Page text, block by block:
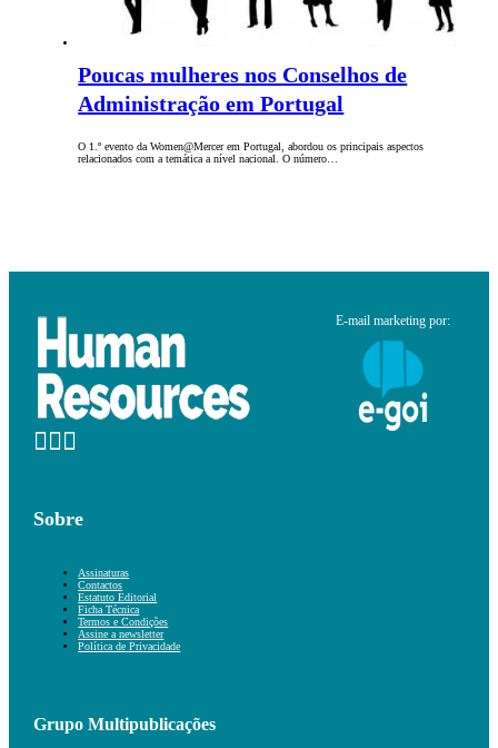
Poucas mulheres nos Conselhos de
Administração em Portugal
O 1.º evento da Women@Mercer em Portugal, abordou os principais aspectos
relacionados com a temática a nível nacional. O número…
E-mail marketing por:
Sobre
Assinaturas
Contactos
Estatuto Editorial
Ficha Técnica
Termos e Condições
Assine a newsletter
Política de Privacidade
Grupo Multipublicações